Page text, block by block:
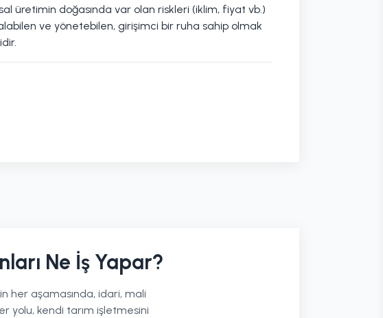
üretimin doğasında var olan riskleri (iklim, fiyat vb.)
ve yönetebilen, girişimci bir ruha sahip olmak
Ne İş Yapar?
her aşamasında, idari, mali
yolu, kendi tarım işletmesini